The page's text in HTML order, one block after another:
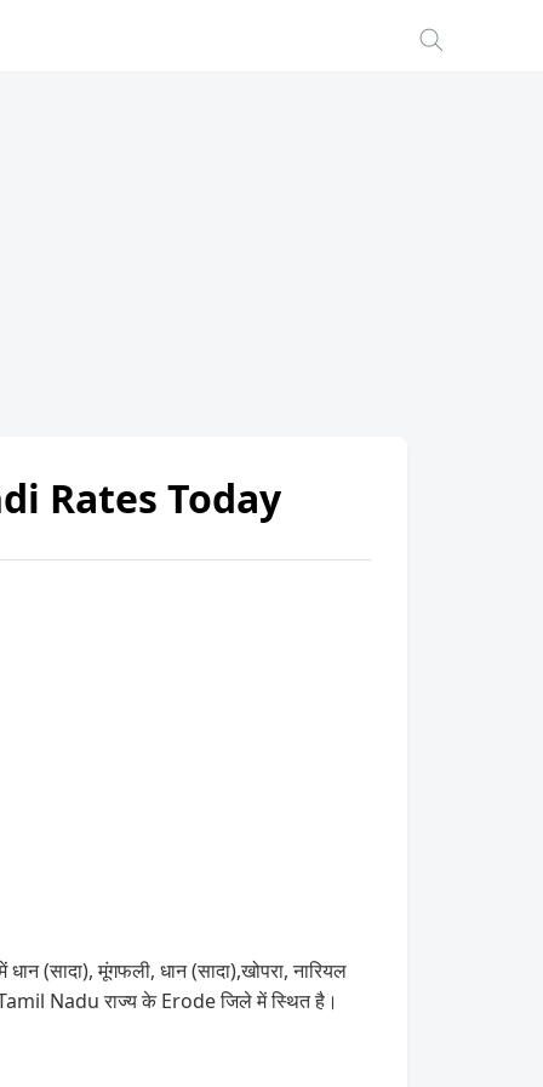
Rates Today
(सादा), मूंगफली, धान (सादा),खोपरा, नारियल
Nadu राज्य के Erode जिले में स्थित है।